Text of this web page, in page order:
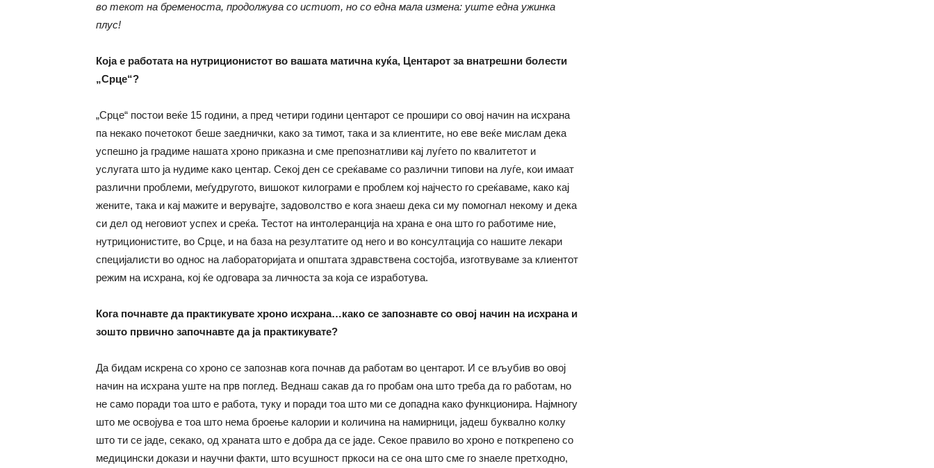
во текот на бременоста, продолжува со истиот, но со една мала измена: уште една ужинка
плус!
Која е работата на нутриционистот во вашата матична куќа, Центарот за внатрешни болести
„Срце“?
„Срце“ постои веќе 15 години, а пред четири години центарот се прошири со овој начин на исхрана
па некако почетокот беше заеднички, како за тимот, така и за клиентите, но еве веќе мислам дека
успешно ја градиме нашата хроно приказна и сме препознатливи кај луѓето по квалитетот и
услугата што ја нудиме како центар. Секој ден се среќаваме со различни типови на луѓе, кои имаат
различни проблеми, меѓудругото, вишокот килограми е проблем кој најчесто го среќаваме, како кај
жените, така и кај мажите и верувајте, задоволство е кога знаеш дека си му помогнал некому и дека
си дел од неговиот успех и среќа. Тестот на интолеранција на храна е она што го работиме ние,
нутриционистите, во Срце, и на база на резултатите од него и во консултација со нашите лекари
специјалисти во однос на лабораторијата и општата здравствена состојба, изготвуваме за клиентот
режим на исхрана, кој ќе одговара за личноста за која се изработува.
Кога почнавте да практикувате хроно исхрана…како се запознавте со овој начин на исхрана и
зошто првично започнавте да ја практикувате?
Да бидам искрена со хроно се запознав кога почнав да работам во центарот. И се вљубив во овој
начин на исхрана уште на прв поглед. Веднаш сакав да го пробам она што треба да го работам, но
не само поради тоа што е работа, туку и поради тоа што ми се допадна како функционира. Најмногу
што ме освојува е тоа што нема броење калории и количина на намирници, јадеш буквално колку
што ти се јаде, секако, од храната што е добра да се јаде. Секое правило во хроно е поткрепено со
медицински докази и научни факти, што всушност пркоси на се она што сме го знаеле претходно,